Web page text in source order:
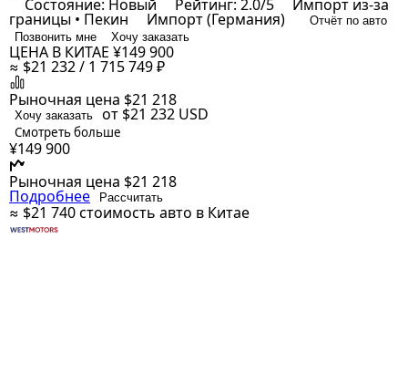
Состояние: Новый Рейтинг: 2.0/5 Импорт из-за
границы • Пекин Импорт (Германия)
Отчёт по авто
Позвонить мне
Хочу заказать
ЦЕНА В КИТАЕ ¥149 900
≈ $21 232 / 1 715 749 ₽
Рыночная цена $21 218
Хочу заказать от $21 232 USD
Смотреть больше
¥149 900
Рыночная цена $21 218
Подробнее Рассчитать
≈ $21 740стоимость авто в Китае